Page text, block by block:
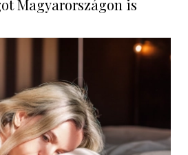
Magyarországon is